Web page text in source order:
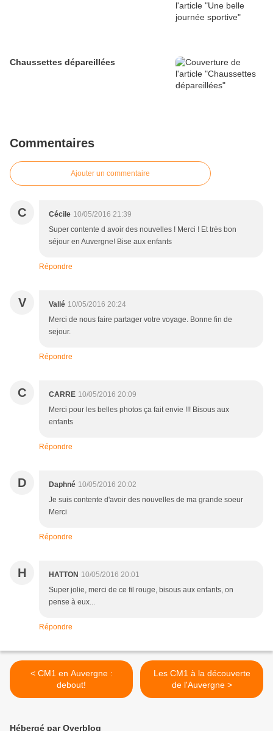
Chaussettes dépareillées
Commentaires
Ajouter un commentaire
C Cécile 10/05/2016 21:39
Super contente d avoir des nouvelles ! Merci ! Et très bon
séjour en Auvergne! Bise aux enfants
Répondre
V Vallé 10/05/2016 20:24
Merci de nous faire partager votre voyage. Bonne fin de
sejour.
Répondre
C CARRE 10/05/2016 20:09
Merci pour les belles photos ça fait envie !!! Bisous aux
enfants
Répondre
D Daphné 10/05/2016 20:02
Je suis contente d'avoir des nouvelles de ma grande soeur
Merci
Répondre
H HATTON 10/05/2016 20:01
Super jolie, merci de ce fil rouge, bisous aux enfants, on
pense à eux...
Répondre
< CM1 en Auvergne :
debout!
Les CM1 à la découverte
de l'Auvergne >
Hébergé par Overblog